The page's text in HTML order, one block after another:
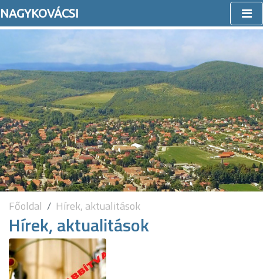
NAGYKOVÁCSI
Főoldal Hírek, aktualitások
Hírek, aktualitások